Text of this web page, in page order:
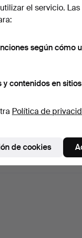
pujas
el servicio.
según cómo
contenidos en
Política de
de cookies